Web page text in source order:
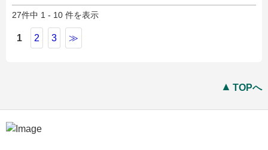
27件中 1 - 10 件を表示
1 2 3 ≫
TOPへ